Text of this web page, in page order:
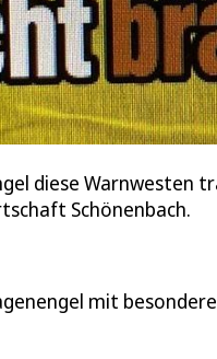
diese Warnwesten
Schönenbach.
mit